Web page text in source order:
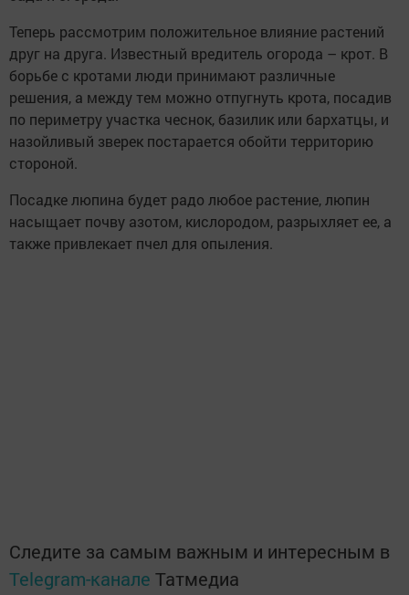
Теперь рассмотрим положительное влияние растений
друг на друга. Известный вредитель огорода – крот. В
борьбе с кротами люди принимают различные
решения, а между тем можно отпугнуть крота, посадив
по периметру участка чеснок, базилик или бархатцы, и
назойливый зверек постарается обойти территорию
стороной.
Посадке люпина будет радо любое растение, люпин
насыщает почву азотом, кислородом, разрыхляет ее, а
также привлекает пчел для опыления.
Следите за самым важным и интересным в
Telegram-канале Татмедиа